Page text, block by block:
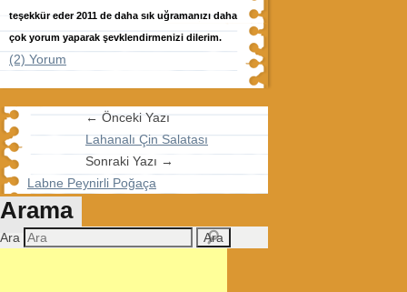
teşekkür eder 2011 de daha sık uğramanızı daha
çok yorum yaparak şevklendirmenizi dilerim.
(2) Yorum
← Önceki Yazı
Lahanalı Çin Salatası
Sonraki Yazı →
Labne Peynirli Poğaça
Arama
Ara